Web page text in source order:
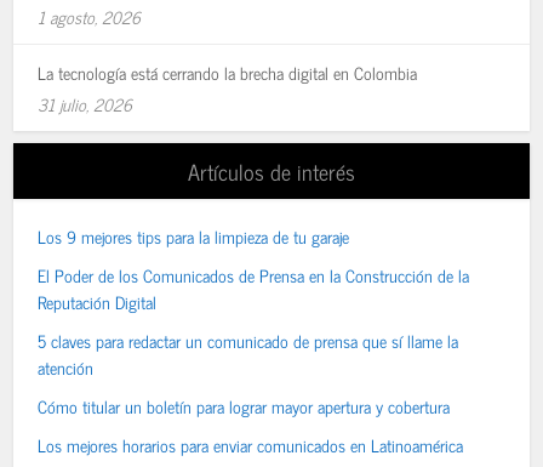
1 agosto, 2026
La tecnología está cerrando la brecha digital en Colombia
31 julio, 2026
Artículos de interés
Los 9 mejores tips para la limpieza de tu garaje
El Poder de los Comunicados de Prensa en la Construcción de la
Reputación Digital
5 claves para redactar un comunicado de prensa que sí llame la
atención
Cómo titular un boletín para lograr mayor apertura y cobertura
Los mejores horarios para enviar comunicados en Latinoamérica